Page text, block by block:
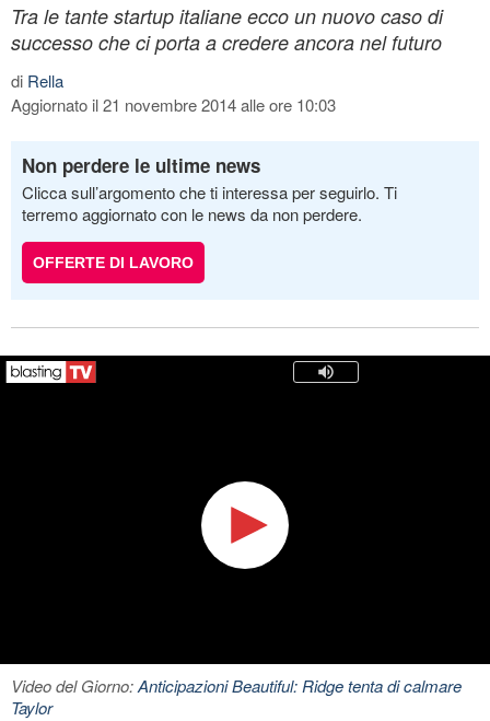
Tra le tante startup italiane ecco un nuovo caso di
successo che ci porta a credere ancora nel futuro
di Rella
Aggiornato il 21 novembre 2014 alle ore 10:03
Non perdere le ultime news
Clicca sull’argomento che ti interessa per seguirlo. Ti
terremo aggiornato con le news da non perdere.
OFFERTE DI LAVORO
Video del Giorno:Anticipazioni Beautiful: Ridge tenta di calmare
Taylor